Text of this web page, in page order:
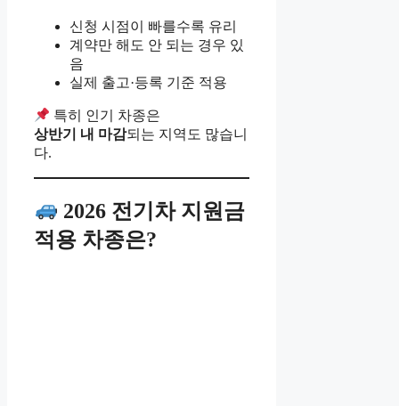
신청 시점이 빠를수록 유리
계약만 해도 안 되는 경우 있
음
실제 출고·등록 기준 적용
특히 인기 차종은
상반기 내 마감되는 지역도 많습니
다.
2026 전기차 지원금
적용 차종은?